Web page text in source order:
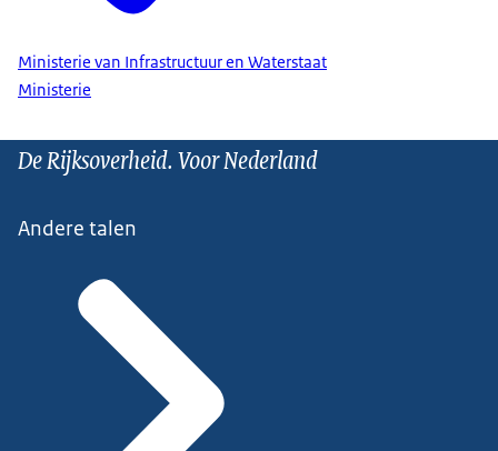
Ministerie van Infrastructuur en Waterstaat
Ministerie
De Rijksoverheid. Voor Nederland
Andere talen